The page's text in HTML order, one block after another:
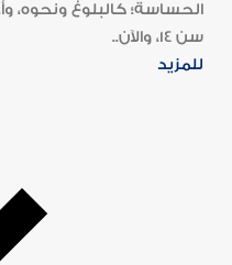
الحساسة؛ كالبلوغ ونحوه،
سن 14، والآن..
للمزيد